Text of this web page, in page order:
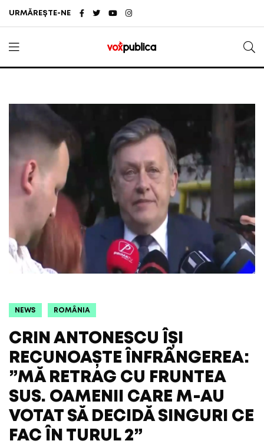
URMĂREȘTE-NE
NEWS ROMÂNIA
CRIN ANTONESCU ÎȘI
RECUNOAȘTE ÎNFRÂNGEREA:
”MĂ RETRAG CU FRUNTEA
SUS. OAMENII CARE M-AU
VOTAT SĂ DECIDĂ SINGURI CE
FAC ÎN TURUL 2”